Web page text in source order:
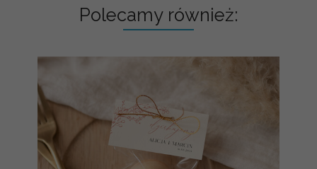
Polecamy również: